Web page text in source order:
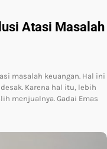
Atasi Masalah
masalah keuangan. Hal ini
Karena hal itu, lebih
menjualnya. Gadai Emas